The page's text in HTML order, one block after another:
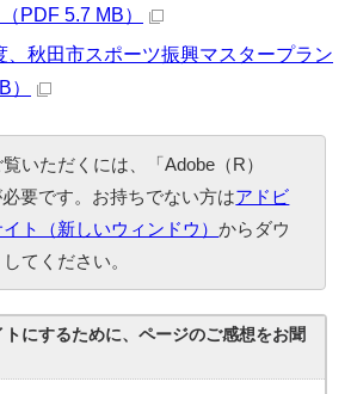
PDF 5.7 MB）
、秋田市スポーツ振興マスタープラン
）
いただくには、「Adobe（R）
要です。お持ちでない方はアドビ
ト（新しいウィンドウ）からダウ
てください。
にするために、ページのご感想をお聞